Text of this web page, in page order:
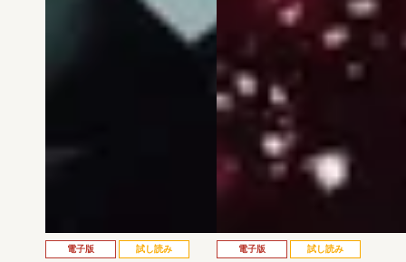
電子版 試し読み 電子版 試し読み